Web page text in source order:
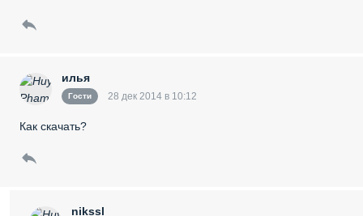
илья
Гости 28 дек 2014 в 10:12
Как скачать?
nikssl